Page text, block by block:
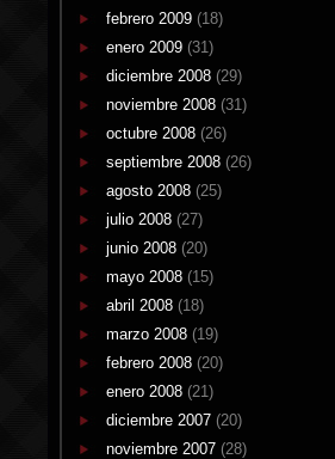
febrero 2009 (18)
enero 2009 (31)
diciembre 2008 (29)
noviembre 2008 (31)
octubre 2008 (26)
septiembre 2008 (26)
agosto 2008 (25)
julio 2008 (27)
junio 2008 (20)
mayo 2008 (15)
abril 2008 (18)
marzo 2008 (19)
febrero 2008 (20)
enero 2008 (21)
diciembre 2007 (20)
noviembre 2007 (28)